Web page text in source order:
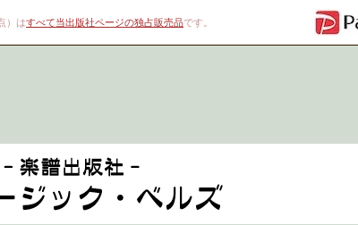
）はすべて当出版社ページの独占販売品です。